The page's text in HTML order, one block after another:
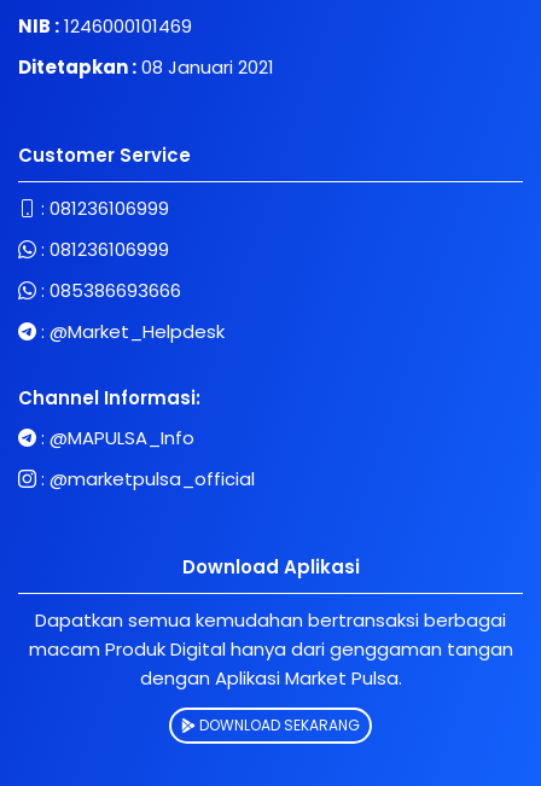
NIB :1246000101469
Ditetapkan :08 Januari 2021
Customer Service
: 081236106999
: 081236106999
: 085386693666
: @Market_Helpdesk
Channel Informasi:
: @MAPULSA_Info
: @marketpulsa_official
Download Aplikasi
Dapatkan semua kemudahan bertransaksi berbagai
macam Produk Digital hanya dari genggaman tangan
dengan Aplikasi Market Pulsa.
DOWNLOAD SEKARANG